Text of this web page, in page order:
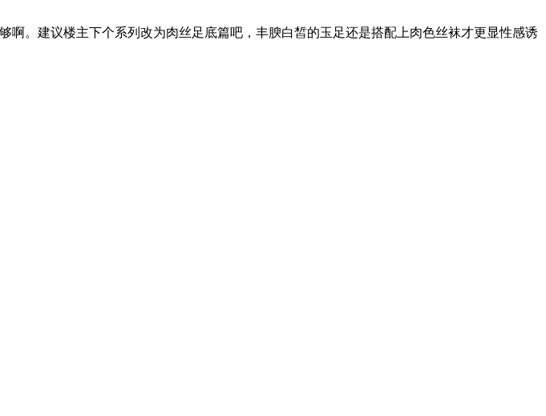
。建议楼主下个系列改为肉丝足底篇吧，丰腴白皙的玉足还是搭配上肉色丝袜才更显性感诱